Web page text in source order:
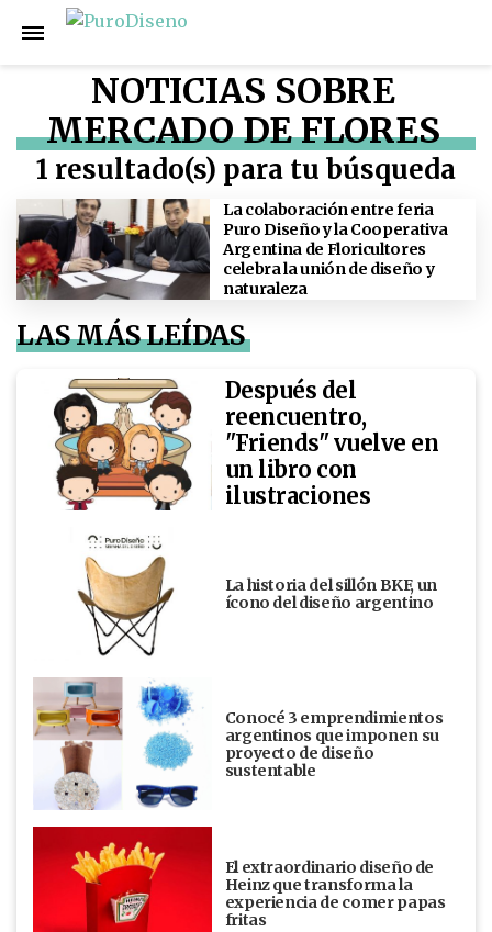
NOTICIAS SOBRE
MERCADO DE FLORES
1 resultado(s) para tu búsqueda
La colaboración entre feria
Puro Diseño y la Cooperativa
Argentina de Floricultores
celebra la unión de diseño y
naturaleza
LAS MÁS LEÍDAS
Después del
reencuentro,
"Friends" vuelve en
un libro con
ilustraciones
La historia del sillón BKF, un
ícono del diseño argentino
Conocé 3 emprendimientos
argentinos que imponen su
proyecto de diseño
sustentable
El extraordinario diseño de
Heinz que transforma la
experiencia de comer papas
fritas